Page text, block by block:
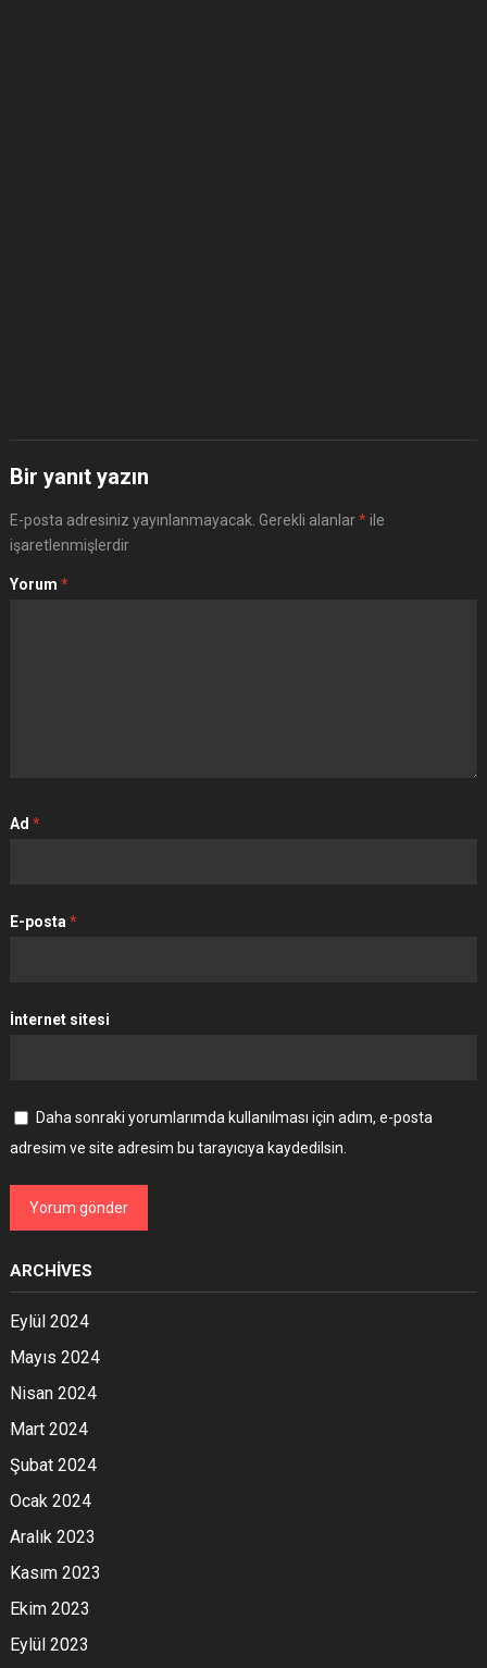
Bir yanıt yazın
E-posta adresiniz yayınlanmayacak. Gerekli alanlar*ile
işaretlenmişlerdir
Yorum *
Ad *
E-posta *
İnternet sitesi
Daha sonraki yorumlarımda kullanılması için adım, e-posta
adresim ve site adresim bu tarayıcıya kaydedilsin.
ARCHIVES
Eylül 2024
Mayıs 2024
Nisan 2024
Mart 2024
Şubat 2024
Ocak 2024
Aralık 2023
Kasım 2023
Ekim 2023
Eylül 2023